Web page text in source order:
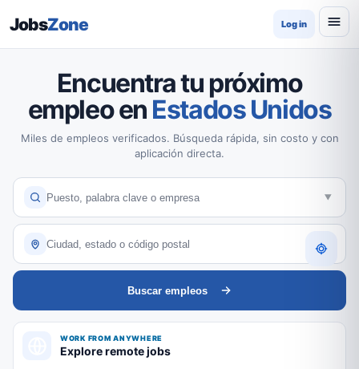
JobsZone Log in
Encuentra tu próximo
empleo en Estados Unidos
Miles de empleos verificados. Búsqueda rápida, sin costo y con
aplicación directa.
Buscar empleos
WORK FROM ANYWHERE
Explore remote jobs